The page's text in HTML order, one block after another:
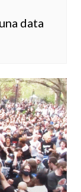
data